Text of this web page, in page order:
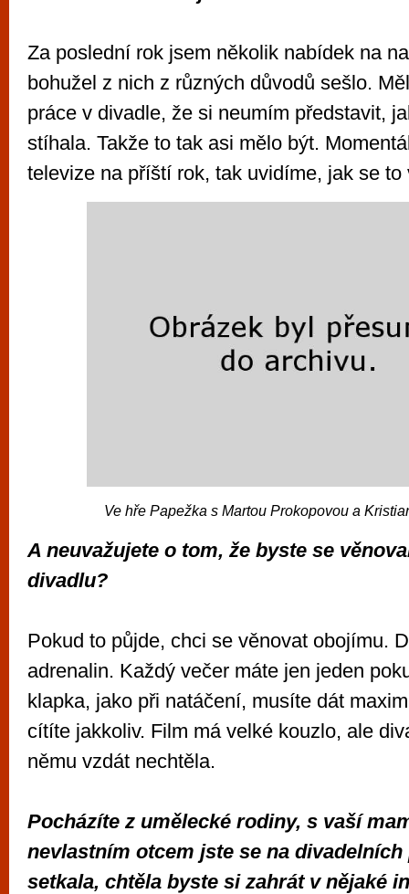
Za poslední rok jsem několik nabídek na
bohužel z nich z různých důvodů sešlo.
práce v divadle, že si neumím představit,
stíhala. Takže to tak asi mělo být.
televize na příští rok, tak uvidíme, jak se to
Ve hře Papežka s Martou Prokopovou a
A neuvažujete o tom, že byste se
divadlu?
Pokud to půjde, chci se věnovat obojímu.
adrenalin. Každý večer máte jen jeden
klapka, jako při natáčení, musíte dát
cítíte jakkoliv. Film má velké kouzlo, ale
němu vzdát nechtěla.
Pocházíte z umělecké rodiny, s vaší
nevlastním otcem jste se na divadelních
setkala, chtěla byste si zahrát v nějaké